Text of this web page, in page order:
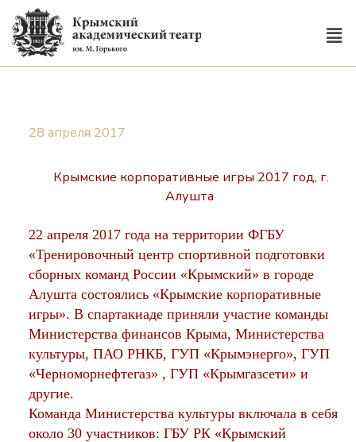
28 апреля 2017
Крымские корпоративные игры 2017 год, г.
Алушта
22 апреля 2017 года на территории ФГБУ
«Тренировочный центр спортивной подготовки
сборных команд России «Крымский» в городе
Алушта состоялись «Крымские корпоративные
игры». В спартакиаде приняли участие команды
Министерства финансов Крыма, Министерства
культуры, ПАО РНКБ, ГУП «Крымэнерго», ГУП
«Черноморнефтегаз» , ГУП «Крымгазсети» и
другие.
Команда Министерства культуры включала в себя
около 30 участников: ГБУ РК «Крымский